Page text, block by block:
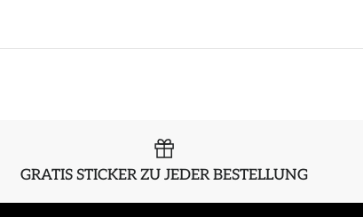
GRATIS STICKER ZU JEDER BESTELLUNG